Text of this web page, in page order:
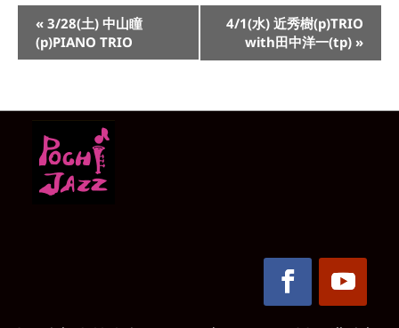
イ
ベ
ン
ビ
« 3/28(土) 中山瞳
(p)PIANO TRIO
4/1(水) 近秀樹(p)TRIO
with田中洋一(tp) »